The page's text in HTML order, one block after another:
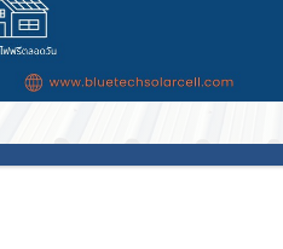
ผล ที่ธุรกิจ ร้านค้า หอพัก โรงแ
นยุคค่าไฟแพง ติด Solar
เลือกที่คุ้มค่า เพื่ออนาคตพลังง